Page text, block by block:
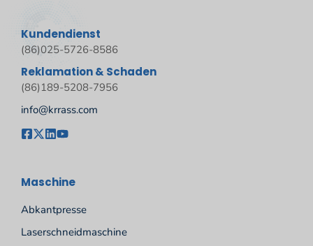
Kundendienst
(86)025-5726-8586
Reklamation & Schaden
(86)189-5208-7956
info@krrass.com
Maschine
Abkantpresse
Laserschneidmaschine